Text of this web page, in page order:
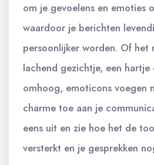
om je gevoelens en emoties
waardoor je berichten
persoonlijker worden. Of het
lachend gezichtje, een hartje
omhoog, emoticons voegen
charme toe aan je
eens uit en zie hoe het de
versterkt en je gesprekken